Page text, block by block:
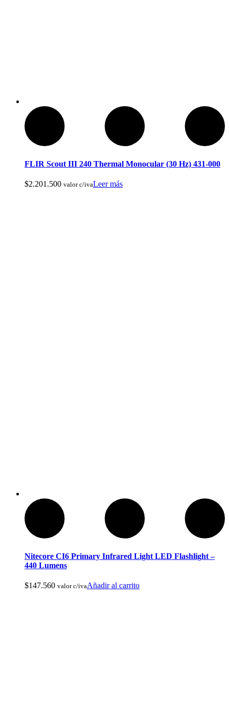
Ropa de Cacería y Militar
FLIR Scout III 240 Thermal Monocular (30 Hz) 431-000
$2.201.500 valor c/ivaLeer más
Nitecore CI6 Primary Infrared Light LED Flashlight –
440 Lumens
$147.560 valor c/ivaAñadir al carrito